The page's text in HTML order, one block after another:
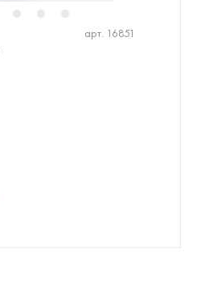
арт. 16851